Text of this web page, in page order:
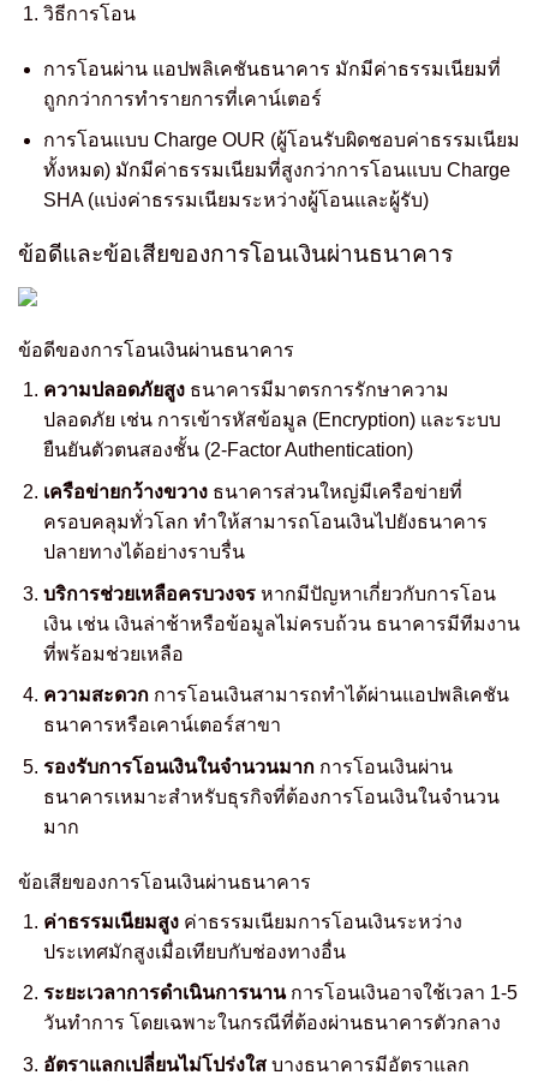
วิธีการโอน
การโอนผ่าน แอปพลิเคชันธนาคาร มักมีค่าธรรมเนียมที่
ถูกกว่าการทำรายการที่เคาน์เตอร์
การโอนแบบ Charge OUR (ผู้โอนรับผิดชอบค่าธรรมเนียม
ทั้งหมด) มักมีค่าธรรมเนียมที่สูงกว่าการโอนแบบ Charge
SHA (แบ่งค่าธรรมเนียมระหว่างผู้โอนและผู้รับ)
ข้อดีและข้อเสียของการโอนเงินผ่านธนาคาร
ข้อดีของการโอนเงินผ่านธนาคาร
ความปลอดภัยสูง ธนาคารมีมาตรการรักษาความ
ปลอดภัย เช่น การเข้ารหัสข้อมูล (Encryption) และระบบ
ยืนยันตัวตนสองชั้น (2-Factor Authentication)
เครือข่ายกว้างขวางธนาคารส่วนใหญ่มีเครือข่ายที่
ครอบคลุมทั่วโลก ทำให้สามารถโอนเงินไปยังธนาคาร
ปลายทางได้อย่างราบรื่น
บริการช่วยเหลือครบวงจรหากมีปัญหาเกี่ยวกับการโอน
เงิน เช่น เงินล่าช้าหรือข้อมูลไม่ครบถ้วน ธนาคารมีทีมงาน
ที่พร้อมช่วยเหลือ
ความสะดวกการโอนเงินสามารถทำได้ผ่านแอปพลิเคชัน
ธนาคารหรือเคาน์เตอร์สาขา
รองรับการโอนเงินในจำนวนมากการโอนเงินผ่าน
ธนาคารเหมาะสำหรับธุรกิจที่ต้องการโอนเงินในจำนวน
มาก
ข้อเสียของการโอนเงินผ่านธนาคาร
ค่าธรรมเนียมสูง ค่าธรรมเนียมการโอนเงินระหว่าง
ประเทศมักสูงเมื่อเทียบกับช่องทางอื่น
ระยะเวลาการดำเนินการนานการโอนเงินอาจใช้เวลา 1-5
วันทำการ โดยเฉพาะในกรณีที่ต้องผ่านธนาคารตัวกลาง
อัตราแลกเปลี่ยนไม่โปร่งใสบางธนาคารมีอัตราแลก